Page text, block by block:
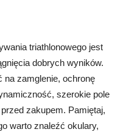
triathlonowego jest
dobrych wyników.
na zamglenie, ochronę
szerokie pole
zakupem. Pamiętaj,
warto znaleźć okulary,